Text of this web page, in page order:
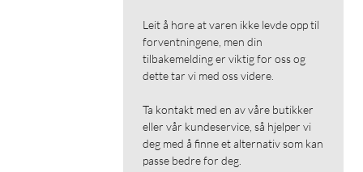
Leit å høre at varen ikke levde opp til
forventningene, men din
tilbakemelding er viktig for oss og
dette tar vi med oss videre.
Ta kontakt med en av våre butikker
eller vår kundeservice, så hjelper vi
deg med å finne et alternativ som kan
passe bedre for deg.